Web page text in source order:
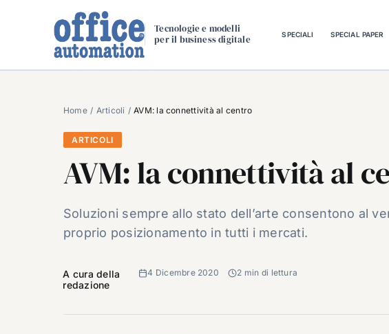
Tecnologie e modelli
per il business digitale
SPECIALI SPECIAL PAPER
Home Articoli AVM: la connettività al centro
ARTICOLI
AVM: la connettività al
Soluzioni sempre allo stato dell’arte consentono al
proprio posizionamento in tutti i mercati.
A cura della
redazione
4 Dicembre 2020 2 min di lettura